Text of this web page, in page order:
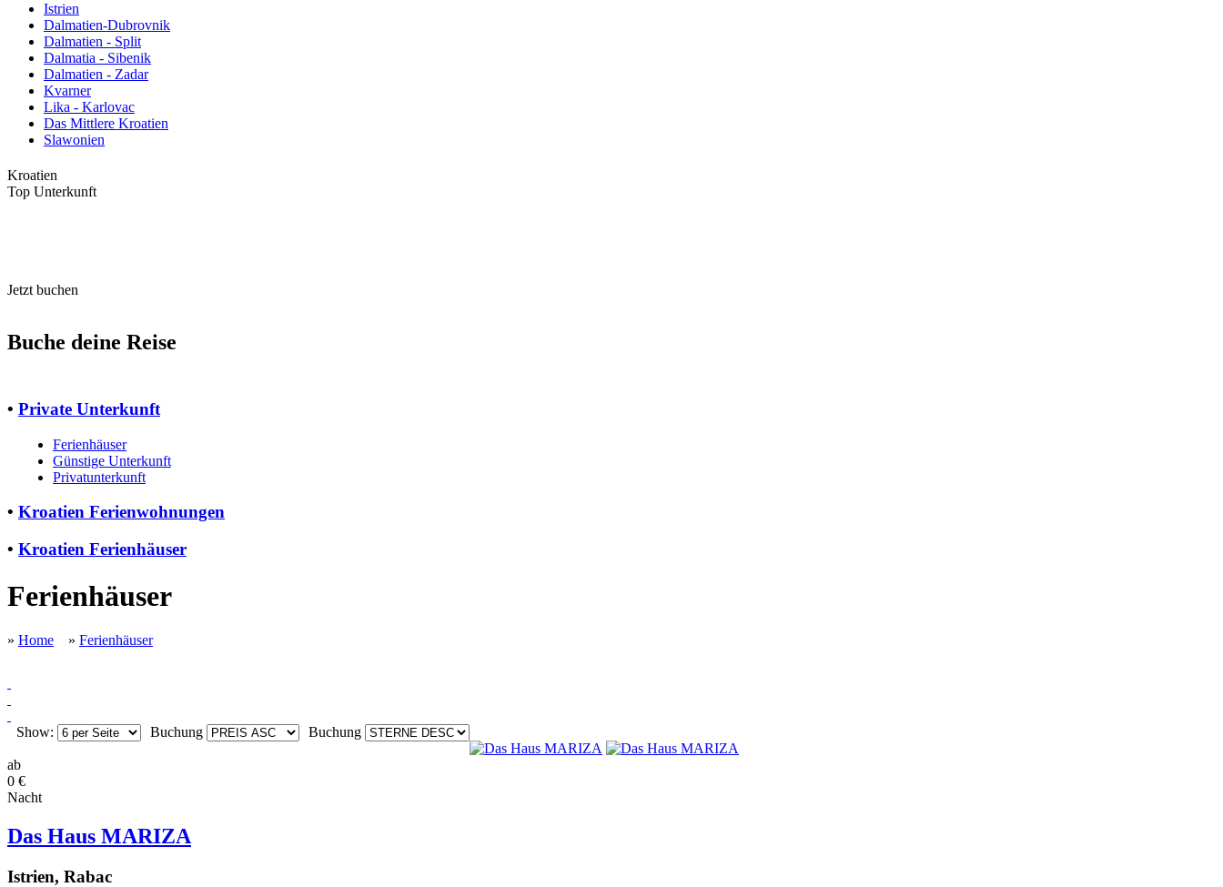
Istrien
Dalmatien-Dubrovnik
Dalmatien - Split
Dalmatia - Sibenik
Dalmatien - Zadar
Kvarner
Lika - Karlovac
Das Mittlere Kroatien
Slawonien
Kroatien
Top Unterkunft
Jetzt buchen
Buche deine Reise
• Private Unterkunft
Ferienhäuser
Günstige Unterkunft
Privatunterkunft
• Kroatien Ferienwohnungen
• Kroatien Ferienhäuser
Ferienhäuser
» Home » Ferienhäuser
Show: Buchung Buchung
ab
0 €
Nacht
Das Haus MARIZA
Istrien, Rabac